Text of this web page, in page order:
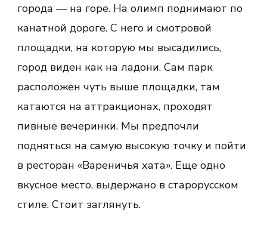
города — на горе. На олимп поднимают по
канатной дороге. С него и смотровой
площадки, на которую мы высадились,
город виден как на ладони. Сам парк
расположен чуть выше площадки, там
катаются на аттракционах, проходят
пивные вечеринки. Мы предпочли
подняться на самую высокую точку и пойти
в ресторан «Вареничья хата». Еще одно
вкусное место, выдержано в старорусском
стиле. Стоит заглянуть.